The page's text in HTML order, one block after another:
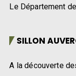
Le Département
SILLON
A la découverte